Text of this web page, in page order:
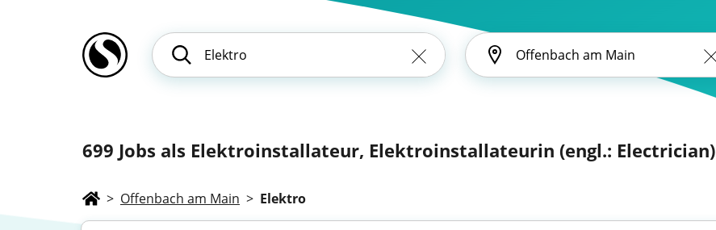
699 Jobs als Elektroinstallateur, Elektroinstallateurin (engl.: Electrician)
> Offenbach am Main > Elektro